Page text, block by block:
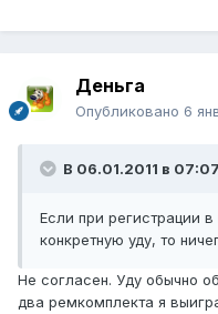
Деньга
Опубликовано 6
В 06.01.2011 в
Если при регистрации
конкретную уду, то
Не согласен. Уду обычно
два ремкомплекта я